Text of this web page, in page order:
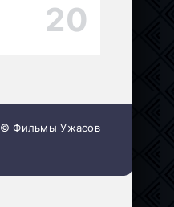
© Фильмы Ужасов